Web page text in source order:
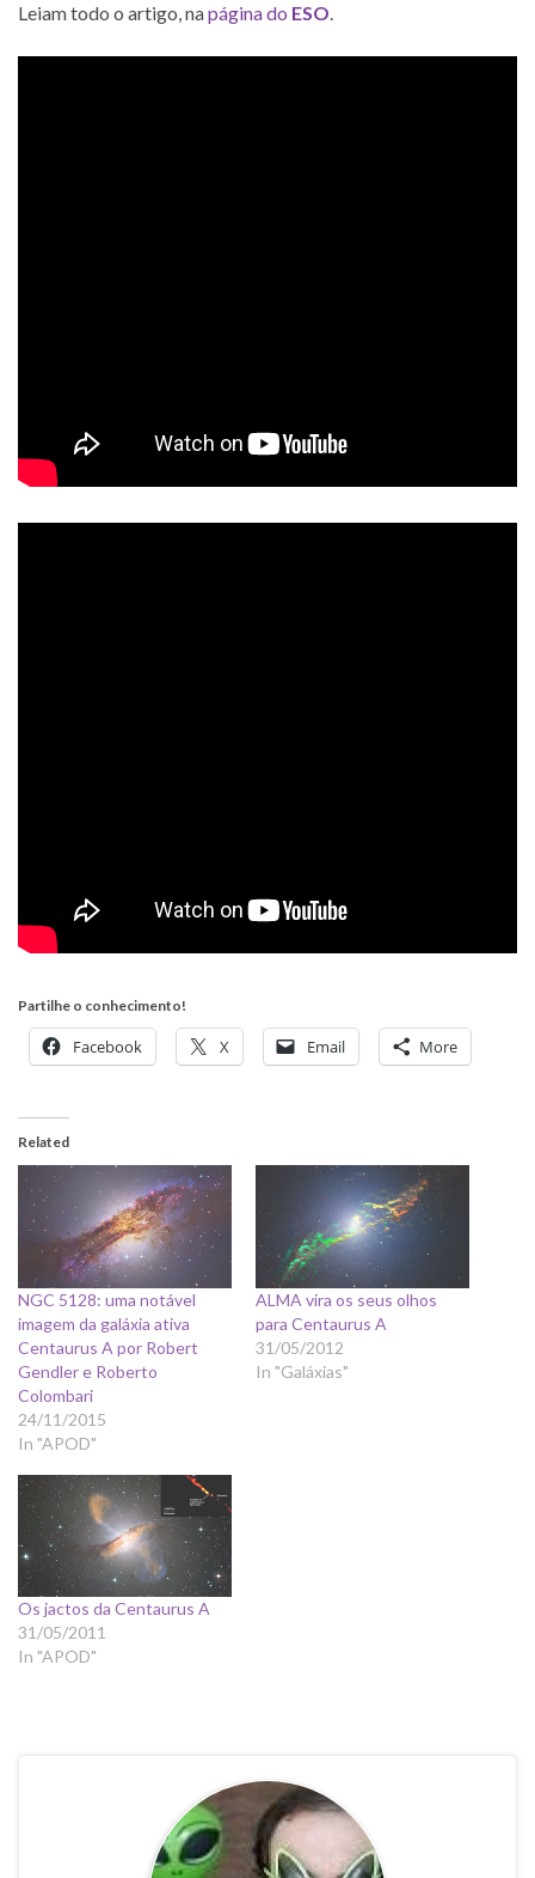
Leiam todo o artigo, napágina do ESO.
Partilhe o conhecimento!
Facebook X Email More
Related
NGC 5128: uma notável
imagem da galáxia ativa
Centaurus A por Robert
Gendler e Roberto
Colombari
24/11/2015
In "APOD"
ALMA vira os seus olhos
para Centaurus A
31/05/2012
In "Galáxias"
Os jactos da Centaurus A
31/05/2011
In "APOD"